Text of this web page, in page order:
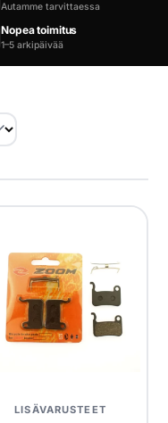
Autamme tarvittaessa
Nopea toimitus
1–5 arkipäivää
LISÄVARUSTEET